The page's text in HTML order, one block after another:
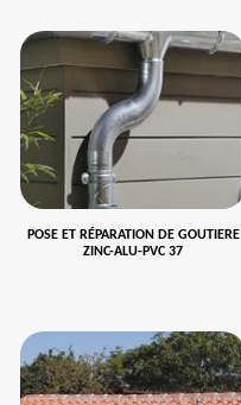
POSE ET RÉPARATION DE GOUTIERE
ZINC-ALU-PVC 37